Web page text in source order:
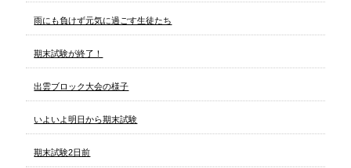
雨にも負けず元気に過ごす生徒たち
期末試験が終了！
出雲ブロック大会の様子
いよいよ明日から期末試験
期末試験2日前